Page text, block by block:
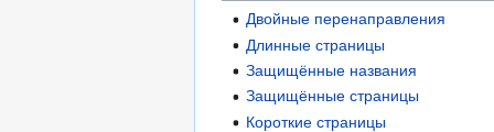
Двойные перенаправления
Длинные страницы
Защищённые названия
Защищённые страницы
Короткие страницы